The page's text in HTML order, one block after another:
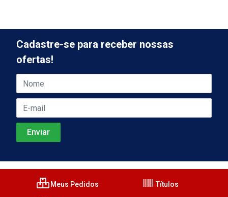
Cadastre-se para receber nossas
ofertas!
Meus Pedidos Títulos